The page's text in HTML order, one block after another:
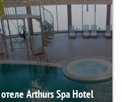
Arthurs Spa Hotel